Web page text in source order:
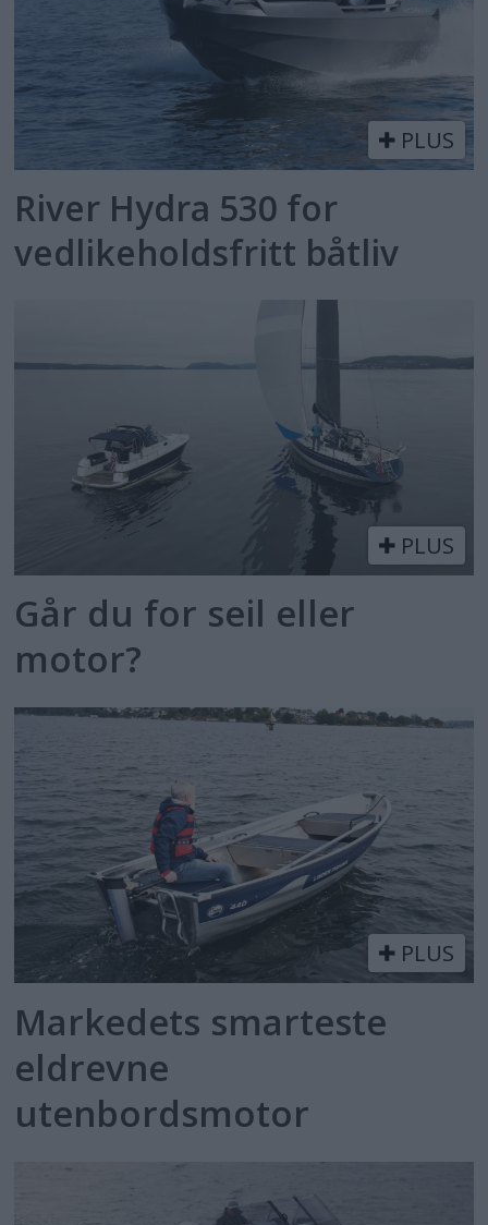
PLUS
River Hydra 530 for
vedlikeholdsfritt båtliv
PLUS
Går du for seil eller
motor?
PLUS
Markedets smarteste
eldrevne
utenbordsmotor